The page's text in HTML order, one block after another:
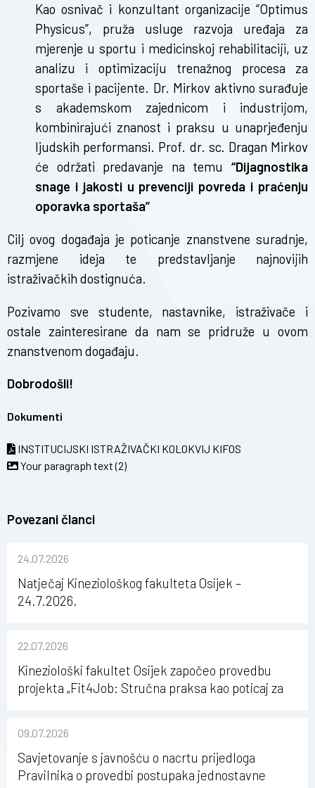
Kao osnivač i konzultant organizacije “Optimus
Physicus”, pruža usluge razvoja uređaja za
mjerenje u sportu i medicinskoj rehabilitaciji, uz
analizu i optimizaciju trenažnog procesa za
sportaše i pacijente. Dr. Mirkov aktivno surađuje
s akademskom zajednicom i industrijom,
kombinirajući znanost i praksu u unaprjeđenju
ljudskih performansi. Prof. dr. sc. Dragan Mirkov
će održati predavanje na temu “Dijagnostika
snage i jakosti u prevenciji povreda i praćenju
oporavka sportaša”
Cilj ovog događaja je poticanje znanstvene suradnje,
razmjene ideja te predstavljanje najnovijih
istraživačkih dostignuća.
Pozivamo sve studente, nastavnike, istraživače i
ostale zainteresirane da nam se pridruže u ovom
znanstvenom događaju.
Dobrodošli!
Dokumenti
INSTITUCIJSKI ISTRAŽIVAČKI KOLOKVIJ KIFOS
Your paragraph text (2)
Povezani članci
24.07.2026
Natječaj Kineziološkog fakulteta Osijek –
24.7.2026.
22.07.2026
Kineziološki fakultet Osijek započeo provedbu
projekta „Fit4Job: Stručna praksa kao poticaj za
09.07.2026
Savjetovanje s javnošću o nacrtu prijedloga
Pravilnika o provedbi postupaka jednostavne